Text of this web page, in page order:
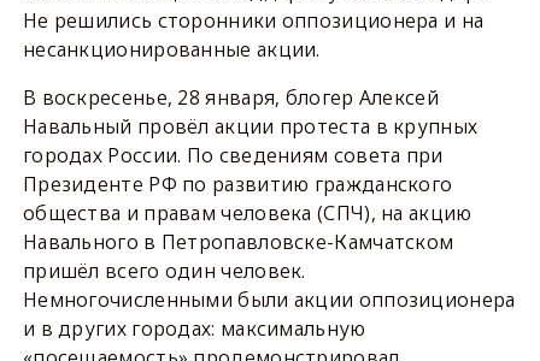
Не решились сторонники оппозиционера и на
несанкционированные акции.
В воскресенье, 28 января, блогер Алексей
Навальный провёл акции протеста в крупных
городах России. По сведениям совета при
Президенте РФ по развитию гражданского
общества и правам человека (СПЧ), на акцию
Навального в Петропавловске-Камчатском
пришёл всего один человек.
Немногочисленными были акции оппозиционера
и в других городах: максимальную